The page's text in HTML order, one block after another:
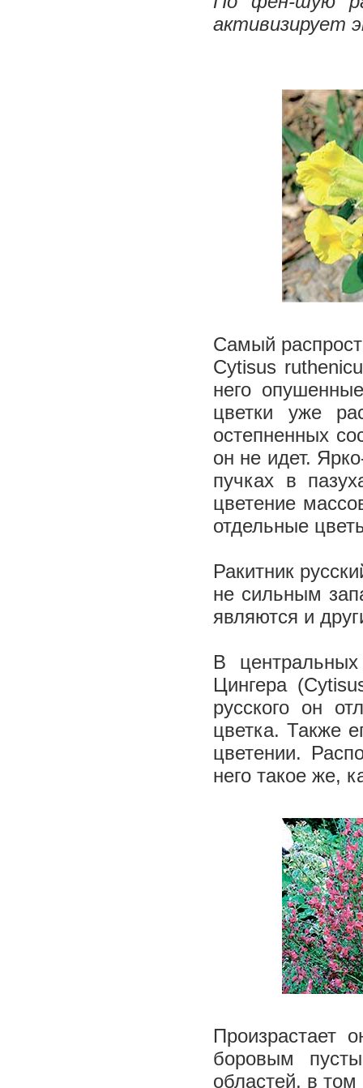
активизирует
Самый
Cytisus
него
цветки уже
остепненных
он не идет.
пучках в
цветение
отдельные
Ракитник
не сильным
являются и
В
Цингера
русского он
цветка. Также
цветении.
него такое же,
Произрастает
боровым
областей, в